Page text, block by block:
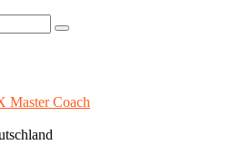
Master Coach